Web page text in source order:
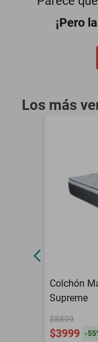
¡Pero
Los más
Colchón
Supreme
$8899
$3999 -55